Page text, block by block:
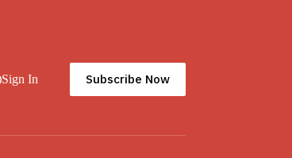
Sign In Subscribe Now